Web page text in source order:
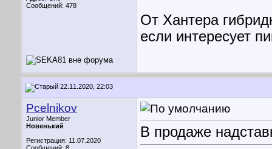
Сообщений: 478
От Хантера
если интересует
22.11.2020, 22:03
Pcelnikov
Junior Member
Новенький
Регистрация: 11.07.2020
В продаже